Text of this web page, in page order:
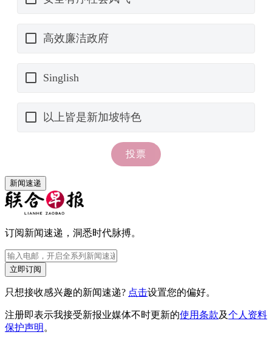
新闻速递
订阅新闻速递，洞悉时代脉搏。
立即订阅
只想接收感兴趣的新闻速递? 点击设置您的偏好。
注册即表示我接受新报业媒体不时更新的使用条款及个人资料
保护声明 。